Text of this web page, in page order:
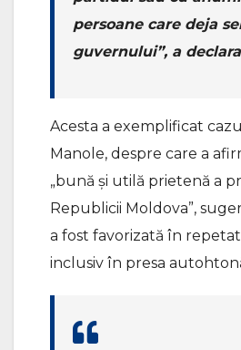
persoane care deja
guvernului”, a
Acesta a exemplificat
Manole, despre care a
„bună și utilă prietenă a
Republicii Moldova”,
a fost favorizată în
inclusiv în presa